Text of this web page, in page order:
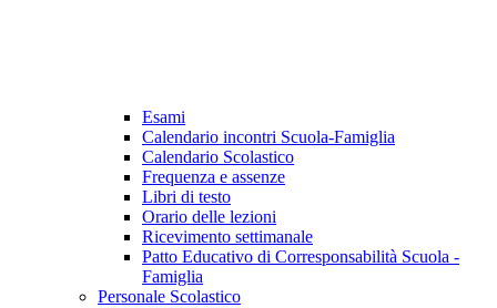
Esami
Calendario incontri Scuola-Famiglia
Calendario Scolastico
Frequenza e assenze
Libri di testo
Orario delle lezioni
Ricevimento settimanale
Patto Educativo di Corresponsabilità Scuola -
Famiglia
Personale Scolastico